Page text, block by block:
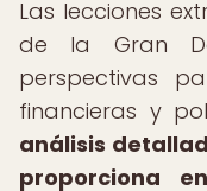
Las lecciones
de la Gran
perspectivas
financieras y
análisis
proporciona